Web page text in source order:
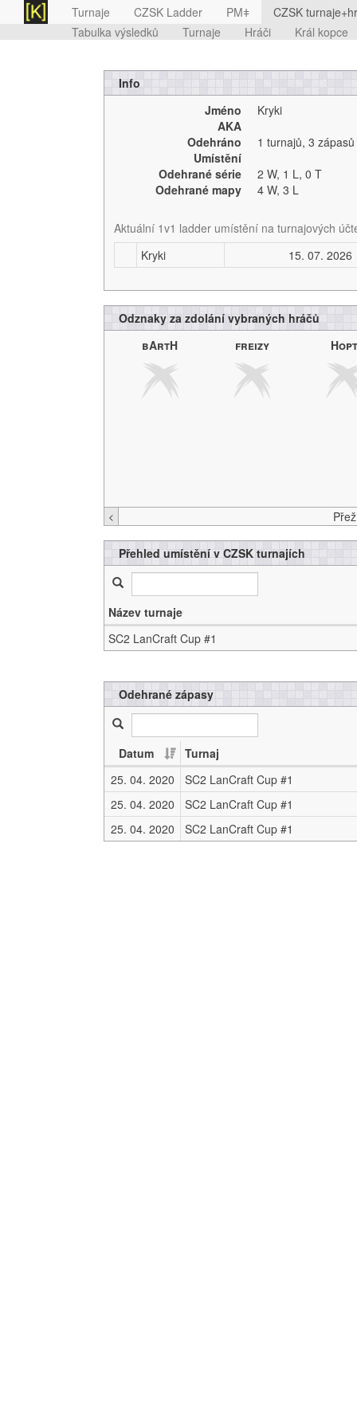
Turnaje CZSK Ladder PMǂ
CZSK
Tabulka výsledků
Turnaje Hráči Král kopce
Info
Jméno
Kryki
AKA
Odehráno
1 turnajů, 3 zápasů
Umístění
Odehrané série
2 W, 1 L, 0 T
Odehrané mapy
4 W, 3 L
Aktuální 1v1 ladder umístění na turnajových
Kryki
15. 07. 2026
Odznaky za zdolání vybraných hráčů
bArtH
freizy
<
Přehled umístění v CZSK turnajích
Název turnaje
SC2 LanCraft Cup #1
Odehrané zápasy
Datum
Turnaj
25. 04. 2020
SC2 LanCraft Cup #1
25. 04. 2020
SC2 LanCraft Cup #1
25. 04. 2020
SC2 LanCraft Cup #1